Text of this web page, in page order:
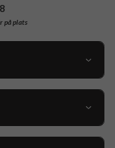
på plats